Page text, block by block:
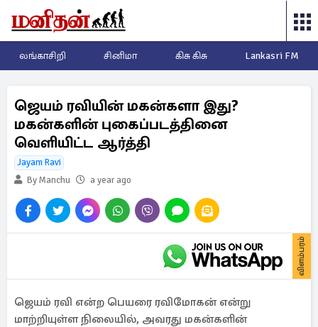
லங்காசிறி சினிமா கிசு கிசு Lankasri FM
ஜெயம் ரவியின் மகன்களா இது?
மகன்களின் புகைப்படத்தினை
வெளியிட்ட ஆர்த்தி
Jayam Ravi
By Manchu
a year ago
விளம்பரம்
ஜெயம் ரவி என்ற பெயரை ரவிமோகன் என்று
மாற்றியுள்ள நிலையில், அவரது மகன்களின்